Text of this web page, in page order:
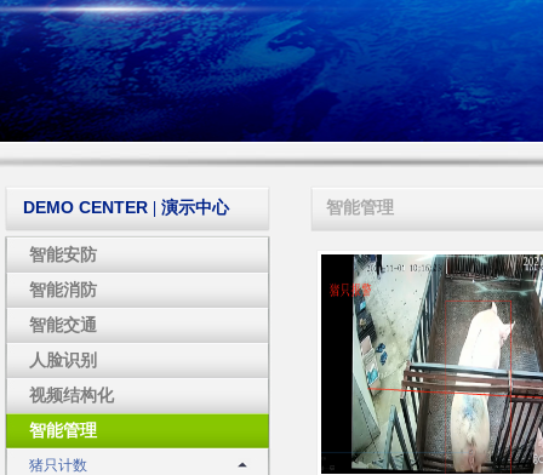
视频结构化
智能管理 DEMO CENTER 演示中心
智能中台
PRODUCT 产品中
DEMO CENTER| 演示中心
智能安防
智能消防
智能交通
人脸识别
视频结构化
智能管理
猪只计数
智能管理